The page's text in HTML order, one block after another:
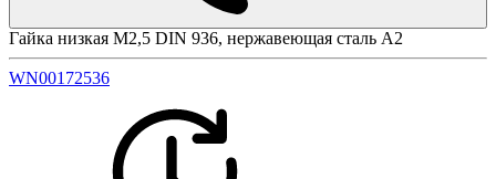
Гайка низкая М2,5 DIN 936, нержавеющая сталь А2
WN00172536